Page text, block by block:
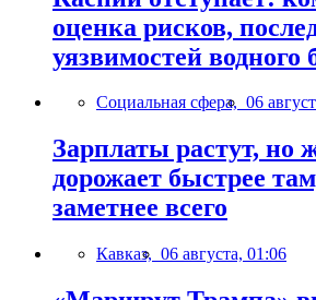
оценка рисков,
уязвимостей водного
Социальная сфера, 06
Зарплаты растут, но
дорожает быстрее
заметнее всего
Кавказ, 06 августа, 01:06